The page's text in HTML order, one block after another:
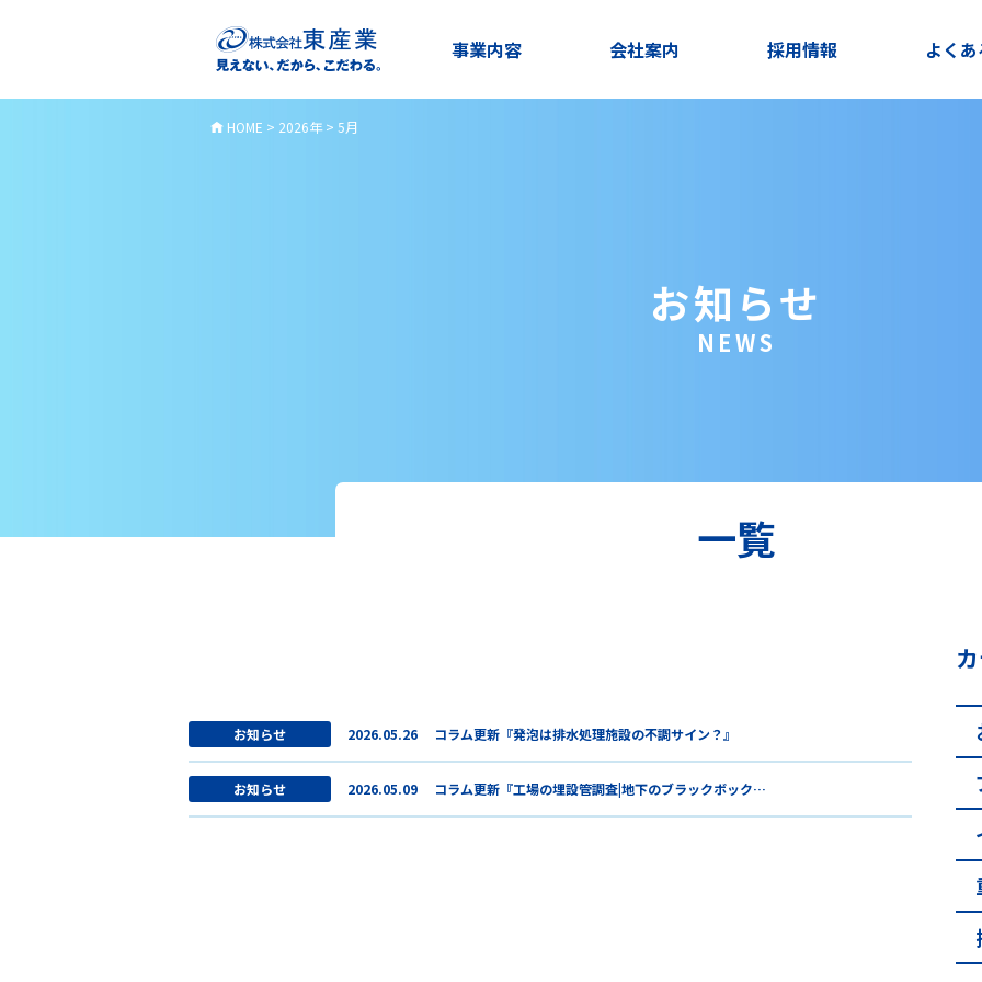
事業内容 会社案内 採用情報 よく
HOME > 2026年> 5月
お知らせ
NEWS
一覧
お知らせ 2026.05.26 コラム更新『発泡は排水処理施設の不調サイン？』
お知らせ 2026.05.09 コラム更新『工場の埋設管調査|地下のブラックボック…